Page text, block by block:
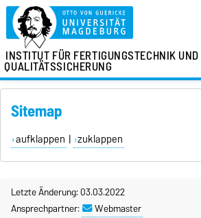
INSTITUT FÜRFERTIGUNGSTECHNIK UND
QUALITÄTSSICHERUNG
Sitemap
aufklappen | zuklappen
Letzte Änderung: 03.03.2022
Ansprechpartner:
Webmaster